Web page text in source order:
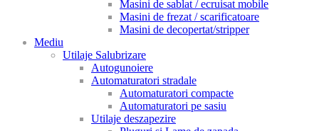
Masini de sablat / ecruisat mobile
Masini de frezat / scarificatoare
Masini de decopertat/stripper
Mediu
Utilaje Salubrizare
Autogunoiere
Automaturatori stradale
Automaturatori compacte
Automaturatori pe sasiu
Utilaje deszapezire